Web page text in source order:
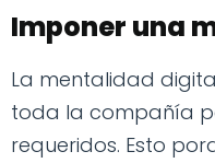
Imponer una
La mentalidad
toda la compañía
requeridos. Esto